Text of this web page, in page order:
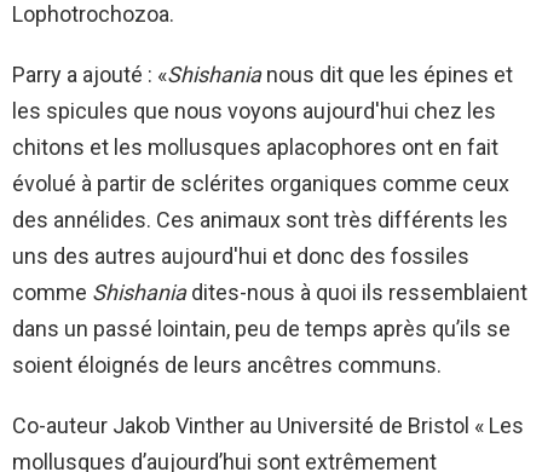
Lophotrochozoa.
Parry a ajouté : «Shishanianous dit que les épines et
les spicules que nous voyons aujourd'hui chez les
chitons et les mollusques aplacophores ont en fait
évolué à partir de sclérites organiques comme ceux
des annélides. Ces animaux sont très différents les
uns des autres aujourd'hui et donc des fossiles
comme Shishaniadites-nous à quoi ils ressemblaient
dans un passé lointain, peu de temps après qu’ils se
soient éloignés de leurs ancêtres communs.
Co-auteur Jakob Vinther au Université de Bristol « Les
mollusques d’aujourd’hui sont extrêmement